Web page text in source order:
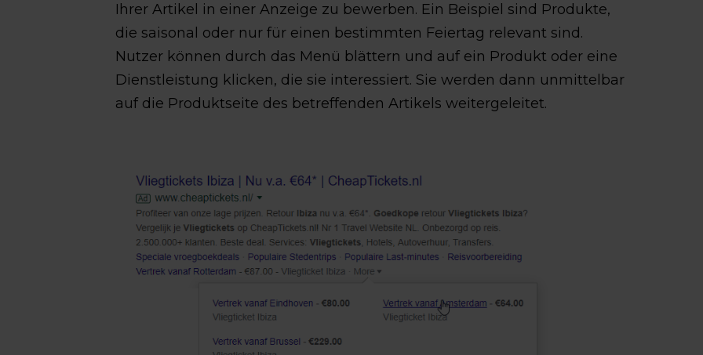
Ihrer Artikel in einer Anzeige zu bewerben. Ein Beispiel sind Produkte,
die saisonal oder nur für einen bestimmten Feiertag relevant sind.
Nutzer können durch das Menü blättern und auf ein Produkt oder eine
Dienstleistung klicken, die sie interessiert. Sie werden dann unmittelbar
auf die Produktseite des betreffenden Artikels weitergeleitet.